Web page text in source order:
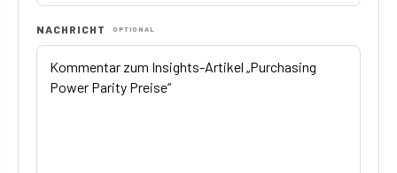
NACHRICHT OPTIONAL